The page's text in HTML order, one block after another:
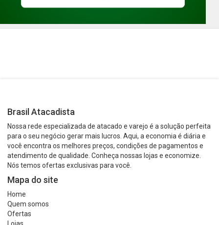
Brasil Atacadista
Nossa rede especializada de atacado e varejo é a solução perfeita
para o seu negócio gerar mais lucros. Aqui, a economia é diária e
você encontra os melhores preços, condições de pagamentos e
atendimento de qualidade. Conheça nossas lojas e economize.
Nós temos ofertas exclusivas para você.
Mapa do site
Home
Quem somos
Ofertas